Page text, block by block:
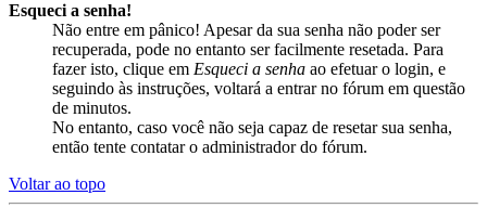
Esqueci a senha!
Não entre em pânico! Apesar da sua senha não poder ser
recuperada, pode no entanto ser facilmente resetada. Para
fazer isto, clique em Esqueci a senha ao efetuar o login, e
seguindo às instruções, voltará a entrar no fórum em questão
de minutos.
No entanto, caso você não seja capaz de resetar sua senha,
então tente contatar o administrador do fórum.
Voltar ao topo